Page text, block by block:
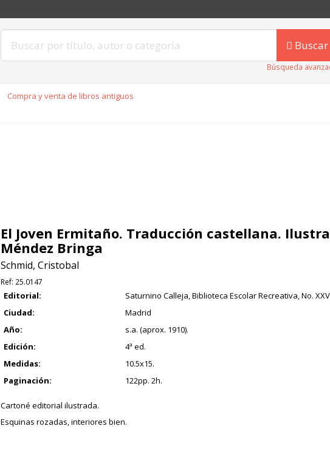
Buscar
Búsqueda
Compra y venta de libros antiguos
El Joven Ermitaño. Traducción castellana.
Méndez Bringa
Schmid, Cristobal
Ref: 25.0147
Editorial:
Saturnino Calleja, Biblioteca Escolar Recreativa, No.
Ciudad:
Madrid
Año:
s.a. (aprox. 1910).
Edición:
4ª ed.
Medidas:
10.5x15.
Paginación:
122pp. 2h.
Cartoné editorial ilustrada.
Esquinas rozadas, interiores bien.